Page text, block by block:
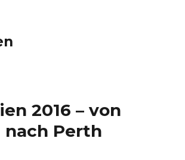
2016 – von
nach Perth